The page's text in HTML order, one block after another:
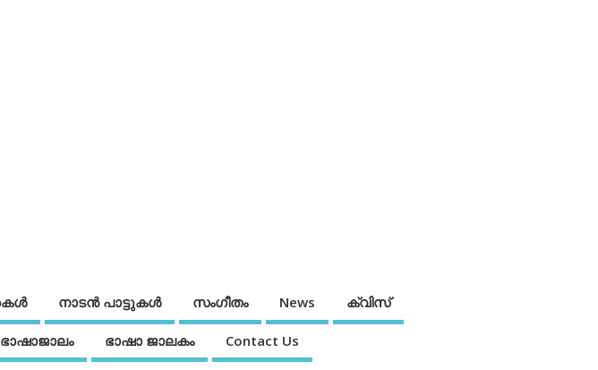
നാടന്‍ പാട്ടുകള്‍ സംഗീതം News ക്വിസ്
ഭാഷാജാലം ഭാഷാ ജാലകം Contact Us